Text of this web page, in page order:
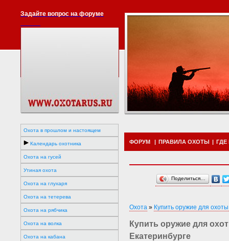
Задайте вопрос на форуме
Охота в прошлом и настоящем
Календарь охотника
Охота на гусей
Утиная охота
Охота на глухаря
Охота на тетерева
Охота на рябчика
Охота на волка
Охота на кабана
ФОРУМ | ПРАВИЛА ОХОТЫ | ГДЕ
Поделиться…
Охота » Купить оружие для
Купить оружие для
Екатеринбурге